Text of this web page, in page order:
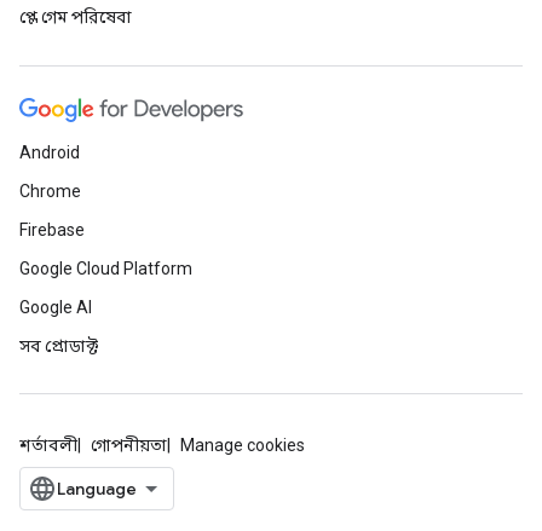
প্লে গেম পরিষেবা
Android
Chrome
Firebase
Google Cloud Platform
Google AI
সব প্রোডাক্ট
শর্তাবলী গোপনীয়তা Manage cookies